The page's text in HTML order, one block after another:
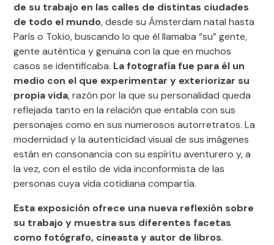
de su trabajo en las calles de distintas ciudades
de todo el mundo, desde su Ámsterdam natal hasta
París o Tokio, buscando lo que él llamaba “su” gente,
gente auténtica y genuina con la que en muchos
casos se identificaba. La fotografía fue para él un
medio con el que experimentar y exteriorizar su
propia vida, razón por la que su personalidad queda
reflejada tanto en la relación que entabla con sus
personajes como en sus numerosos autorretratos. La
modernidad y la autenticidad visual de sus imágenes
están en consonancia con su espíritu aventurero y, a
la vez, con el estilo de vida inconformista de las
personas cuya vida cotidiana compartía.
Esta exposición ofrece una nueva reflexión sobre
su trabajo y muestra sus diferentes facetas
como fotógrafo, cineasta y autor de libros.